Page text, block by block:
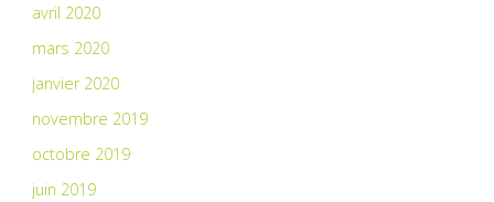
avril 2020
mars 2020
janvier 2020
novembre 2019
octobre 2019
juin 2019